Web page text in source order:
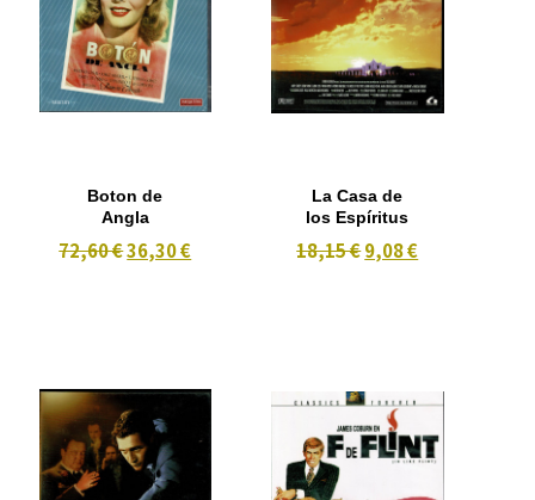
Boton de
Angla
72,60 €36,30 €
La Casa de
los Espíritus
18,15 €9,08 €